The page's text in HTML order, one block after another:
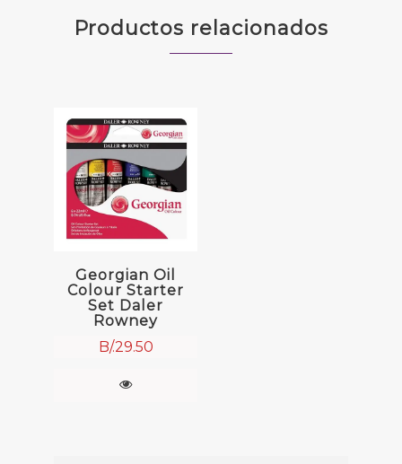
Productos relacionados
Georgian Oil
Colour Starter
Set Daler
Rowney
B/.29.50